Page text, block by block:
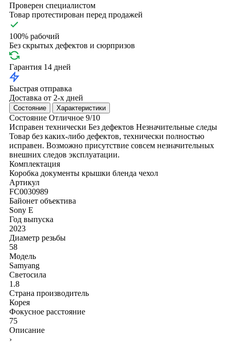
Проверен специалистом
Товар протестирован перед продажей
100% рабочий
Без скрытых дефектов и сюрпризов
Гарантия 14 дней
Быстрая отправка
Доставка от 2-х дней
Состояние Характеристики
Состояние Отличное 9/10
Исправен технически Без дефектов Незначительные следы
Товар без каких-либо дефектов, технически полностью
исправен. Возможно присутствие совсем незначительных
внешних следов эксплуатации.
Комплектация
Коробка документы крышки бленда чехол
Артикул
FC0030989
Байонет объектива
Sony E
Год выпуска
2023
Диаметр резьбы
58
Модель
Samyang
Светосила
1.8
Страна производитель
Корея
Фокусное расстояние
75
Описание
›